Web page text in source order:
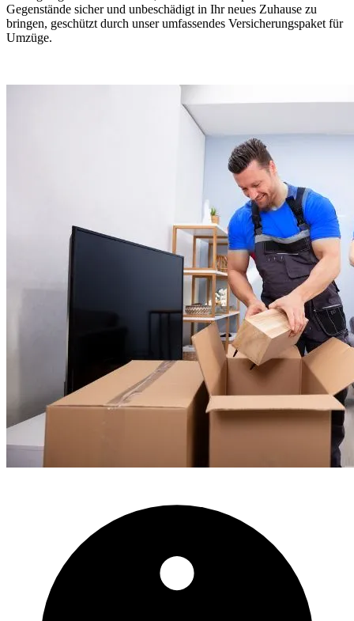
Gegenstände sicher und unbeschädigt in Ihr neues Zuhause zu
bringen, geschützt durch unser umfassendes Versicherungspaket für
Umzüge.